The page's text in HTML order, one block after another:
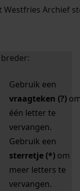
Archief
uw zoekopdracht te
breder:
Gebruik een
vraagteken (?)
één letter te
vervangen.
Gebruik een
sterretje (*) om
meer letters te
vervangen.